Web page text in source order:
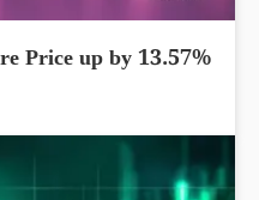
Price up by 13.57%